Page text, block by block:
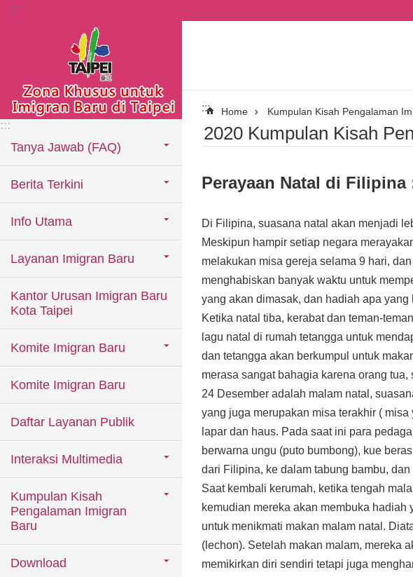
Lompat ke blok konten utama
:::
:::
Tanya Jawab (FAQ)
Berita Terkini
Info Utama
Layanan Imigran Baru
Kantor Urusan Imigran Baru
Kota Taipei
Komite Imigran Baru
Komite Imigran Baru
Daftar Layanan Publik
Interaksi Multimedia
Kumpulan Kisah
Pengalaman Imigran
Baru
Download
::: Home Kumpulan Kisah Pengalaman
2020 Kumpulan Kisah
Perayaan Natal di
Di Filipina, suasana natal akan menjadi
Meskipun hampir setiap negara
melakukan misa gereja selama 9 hari,
menghabiskan banyak waktu untuk
yang akan dimasak, dan hadiah apa
Ketika natal tiba, kerabat dan teman-
lagu natal di rumah tetangga untuk
dan tetangga akan berkumpul untuk
merasa sangat bahagia karena orang
24 Desember adalah malam natal,
yang juga merupakan misa terakhir (
lapar dan haus. Pada saat ini para
berwarna ungu (puto bumbong), kue
dari Filipina, ke dalam tabung bambu,
Saat kembali kerumah, ketika tengah
kemudian mereka akan membuka
untuk menikmati makan malam natal.
(lechon). Setelah makan malam, mereka
memikirkan diri sendiri tetapi juga